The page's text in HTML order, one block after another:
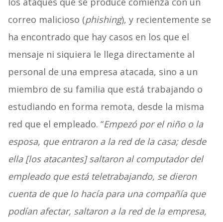
correo malicioso (phishing), y recientemente se
ha encontrado que hay casos en los que el
mensaje ni siquiera le llega directamente al
personal de una empresa atacada, sino a un
miembro de su familia que está trabajando o
estudiando en forma remota, desde la misma
red que el empleado. “Empezó por el niño o la
esposa, que entraron a la red de la casa; desde
ella [los atacantes] saltaron al computador del
empleado que está teletrabajando, se dieron
cuenta de que lo hacía para una compañía que
podían afectar, saltaron a la red de la empresa,